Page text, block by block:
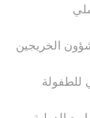
الخريجين
للطفولة